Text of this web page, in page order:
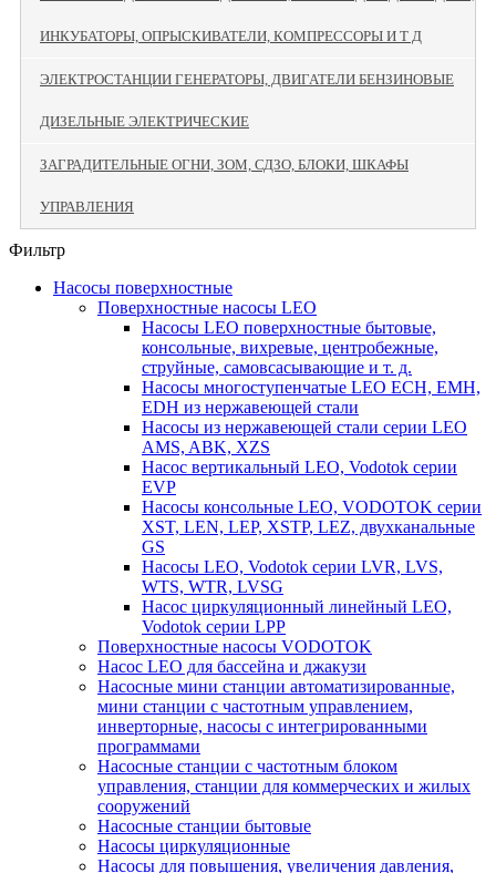
ИНКУБАТОРЫ, ОПРЫСКИВАТЕЛИ, КОМПРЕССОРЫ И Т Д
ЭЛЕКТРОСТАНЦИИ ГЕНЕРАТОРЫ, ДВИГАТЕЛИ БЕНЗИНОВЫЕ
ДИЗЕЛЬНЫЕ ЭЛЕКТРИЧЕСКИЕ
ЗАГРАДИТЕЛЬНЫЕ ОГНИ, ЗОМ, СДЗО, БЛОКИ, ШКАФЫ
УПРАВЛЕНИЯ
Фильтр
Насосы поверхностные
Поверхностные насосы LEO
Насосы LEO поверхностные бытовые,
консольные, вихревые, центробежные,
струйные, самовсасывающие и т. д.
Насосы многоступенчатые LEO ECH, EMH,
EDH из нержавеющей стали
Насосы из нержавеющей стали серии LEO
AMS, ABK, XZS
Насос вертикальный LEO, Vodotok серии
EVP
Насосы консольные LEO, VODOTOK серии
XST, LEN, LEP, XSTP, LEZ, двухканальные
GS
Насосы LEO, Vodotok серии LVR, LVS,
WTS, WTR, LVSG
Насос циркуляционный линейный LEO,
Vodotok серии LPP
Поверхностные насосы VODOTOK
Насос LEO для бассейна и джакузи
Насосные мини станции автоматизированные,
мини станции с частотным управлением,
инверторные, насосы с интегрированными
программами
Насосные станции с частотным блоком
управления, станции для коммерческих и жилых
сооружений
Насосные станции бытовые
Насосы циркуляционные
Насосы для повышения, увеличения давления,